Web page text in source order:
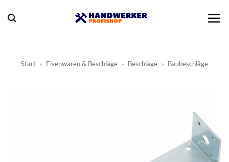
Inhalt
springen
Start » Eisenwaren & Beschläge » Beschläge » Baubeschläge